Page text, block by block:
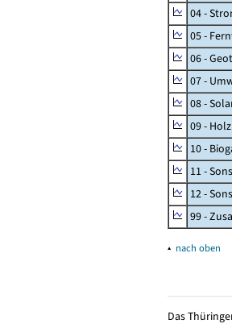
04 -
05 -
06 -
07 -
08 -
09 - Holz
10 -
11 -
12 -
99 -
▴ nach oben
Das